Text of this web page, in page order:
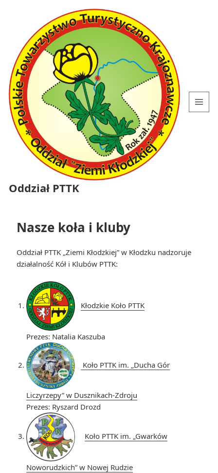
Oddział PTTK
Nasze koła i kluby
Oddział PTTK „Ziemi Kłodzkiej” w Kłodzku nadzoruje
działalność Kół i Klubów PTTK:
Kłodzkie Koło PTTK
Prezes: Natalia Kaszuba
Koło PTTK im. „Ducha Gór
Liczyrzepy” w Dusznikach-Zdroju
Prezes: Ryszard Drozd
Koło PTTK im. „Gwarków
Noworudzkich” w Nowej Rudzie